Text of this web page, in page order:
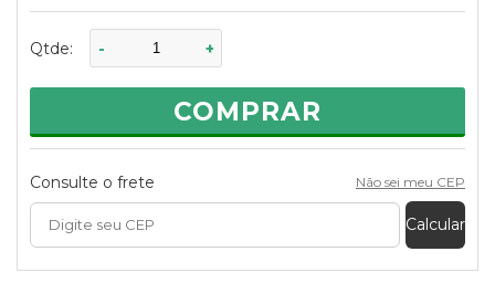
Acompanhe seu pequeno em todas as aventuras com a
Mochila Infantil Jovely Friends! Com um design encantador
e estampas de adoráveis amiguinhos, essa mochila é
perfeita para a escola, passeios e momentos especiais.
- Estampa fofa com personagens divertidos
- Material leve e resistente
- Alças ajustáveis para maior conforto
Deixe a rotina do seu pequeno mais alegre e cheia de
companhia!
Qtde: - +
COMPRAR
Consulte o frete Não sei meu CEP
Calcular